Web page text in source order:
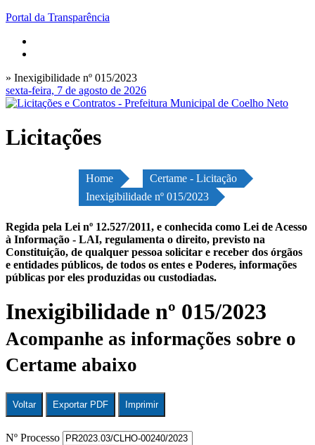
Portal da Transparência
» Inexigibilidade nº 015/2023
sexta-feira, 7 de agosto de 2026
Licitações
Home
Certame - Licitação
Inexigibilidade nº 015/2023
Regida pela Lei nº 12.527/2011, e conhecida como Lei de Acesso
à Informação - LAI, regulamenta o direito, previsto na
Constituição, de qualquer pessoa solicitar e receber dos órgãos
e entidades públicos, de todos os entes e Poderes, informações
públicas por eles produzidas ou custodiadas.
Inexigibilidade nº 015/2023
Acompanhe as informações sobre o
Certame abaixo
Voltar Exportar PDF Imprimir
Nº Processo